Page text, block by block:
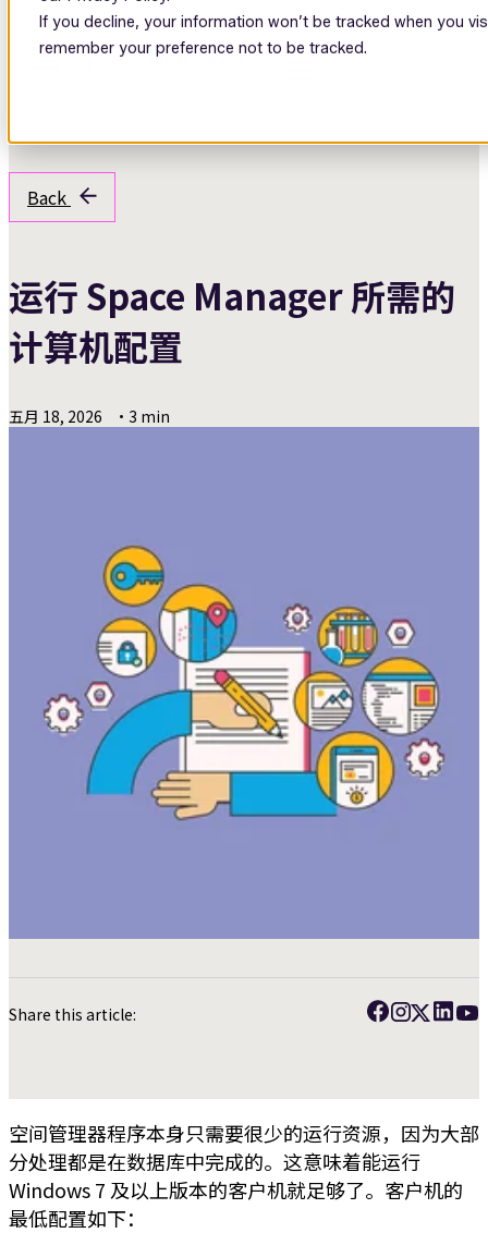
If you decline, your information won’t be tracked when you
remember your preference not to be tracked.Open main navigation
Back
运行 Space Manager 所需的
计算机配置
五月 18, 2026 • 3 min
Share this article:
空间管理器程序本身只需要很少的运行资源，因为大部
分处理都是在数据库中完成的。这意味着能运行
Windows 7 及以上版本的客户机就足够了。客户机的
最低配置如下：